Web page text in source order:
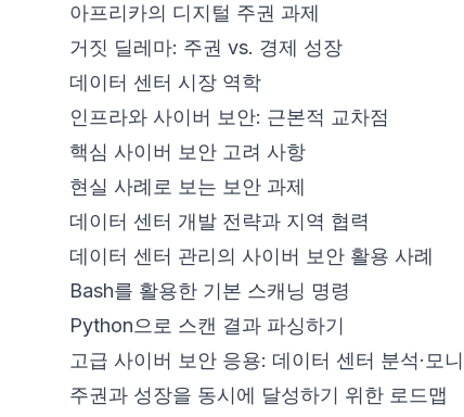
아프리카의 디지털 주권 과제
거짓 딜레마: 주권 vs. 경제 성장
데이터 센터 시장 역학
인프라와 사이버 보안: 근본적 교차점
핵심 사이버 보안 고려 사항
현실 사례로 보는 보안 과제
데이터 센터 개발 전략과 지역 협력
데이터 센터 관리의 사이버 보안 활용 사례
Bash를 활용한 기본 스캐닝 명령
Python으로 스캔 결과 파싱하기
고급 사이버 보안 응용: 데이터 센터 분석·모
주권과 성장을 동시에 달성하기 위한 로드맵